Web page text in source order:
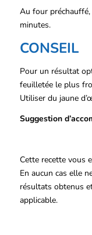
Au four
minutes.
CONSEIL
Pour un résultat
feuilletée le plus
Utiliser du jaune
Suggestion
Cette recette vous
En aucun cas elle
résultats obtenus
applicable.